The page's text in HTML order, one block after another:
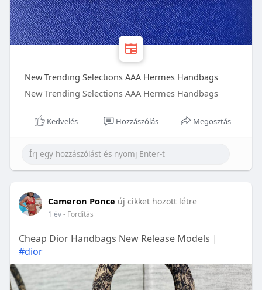
New Trending Selections AAA Hermes Handbags
New Trending Selections AAA Hermes Handbags
Kedvelés Hozzászólás Megosztás
Cameron Ponce új cikket hozott létre
1 év- Fordítás
Cheap Dior Handbags New Release Models |
#dior